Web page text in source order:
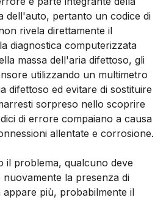
dell'auto, pertanto un codice di
rivela direttamente il
diagnostica computerizzata
massa dell'aria difettoso, gli
utilizzando un multimetro
difettoso ed evitare di sostituire
sorpreso nello scoprire
di errore compaiano a causa
allentate e corrosione.
il problema, qualcuno deve
la presenza di
appare più, probabilmente il